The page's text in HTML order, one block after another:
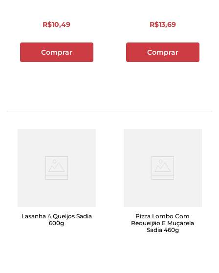
R$10,49
Comprar
R$13,69
Comprar
Lasanha 4 Queijos Sadia
600g
Pizza Lombo Com
Requeijão E Muçarela
Sadia 460g